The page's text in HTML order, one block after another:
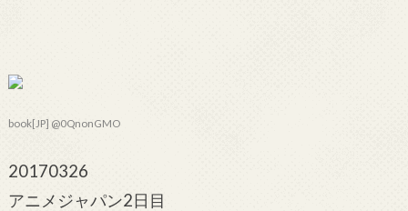
book[JP] @0QnonGMO
20170326
アニメジャパン2日目